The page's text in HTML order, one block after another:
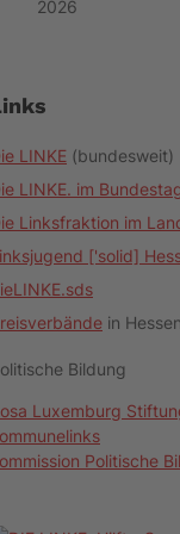
2026
LINKE (bundesweit)
LINKE. im
Linksfraktion im
['solid]
in Hessen
Bildung
Luxemburg
Politische